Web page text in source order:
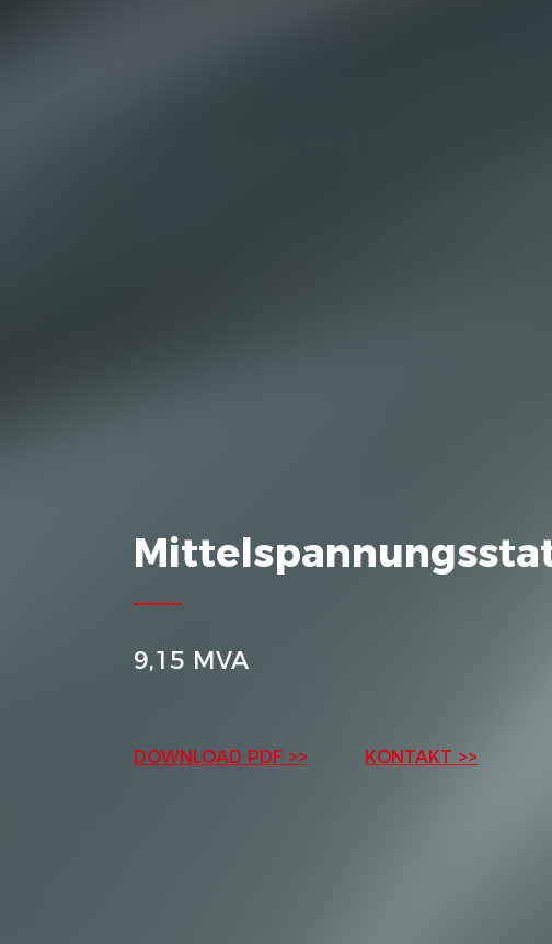
9,15 MVA
DOWNLOAD PDF >> KONTAKT >>